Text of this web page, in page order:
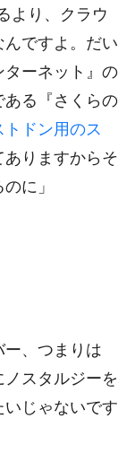
より、クラウ
んですよ。だい
ターネット』の
る『さくらの
トドン用のス
ありますからそ
に」
ー、つまりは
スタルジーを
じゃないです